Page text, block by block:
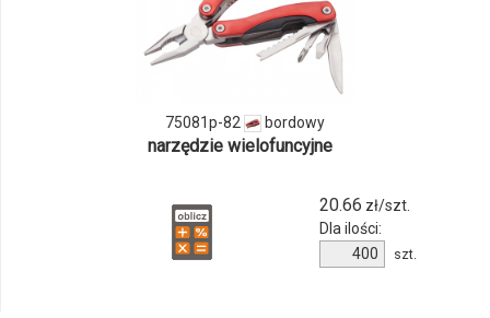
produktu
75081p-
75081p-82 bordowy
narzędzie wielofuncyjne
20.66 zł/szt.
Dla ilości:
produktu
szt.